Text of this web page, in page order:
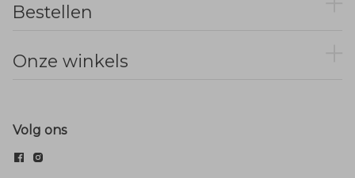
Bestellen
Onze winkels
Volg ons